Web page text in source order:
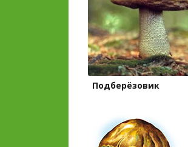
Подберёзовик